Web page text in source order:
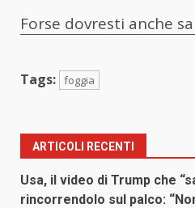
Forse dovresti anche
Tags: foggia
ARTICOLI RECENTI
Usa, il video di Trump che
rincorrendolo sul palco: